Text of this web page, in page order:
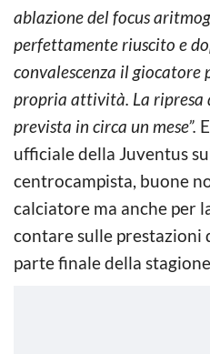
ablazione del focus
perfettamente riuscito e
convalescenza il
propria attività. La ripresa
prevista in circa un mese”.
ufficiale della Juventus
centrocampista, buone
calciatore ma anche per
contare sulle prestazioni
parte finale della